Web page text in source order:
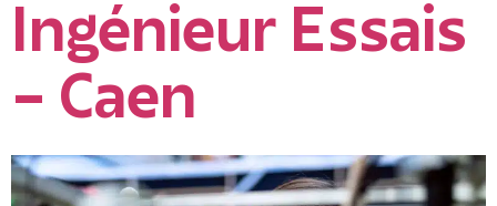
Ingénieur Essais
– Caen